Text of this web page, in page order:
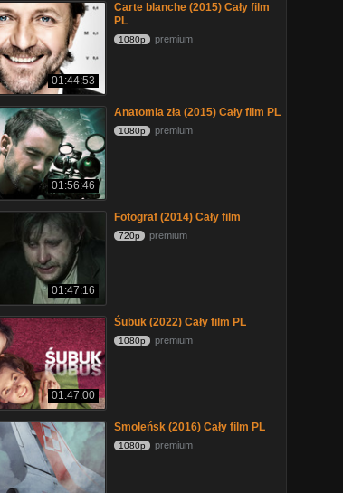
01:44:53
Carte blanche (2015) Cały film
PL
1080p premium
01:56:46
Anatomia zła (2015) Cały film PL
1080p premium
01:47:16
Fotograf (2014) Cały film
720p premium
01:47:00
Śubuk (2022) Cały film PL
1080p premium
Smoleńsk (2016) Cały film PL
1080p premium